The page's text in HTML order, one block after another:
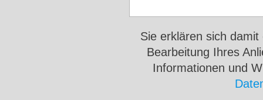
Sie erklären sich
Bearbeitung Ihres
Informationen und